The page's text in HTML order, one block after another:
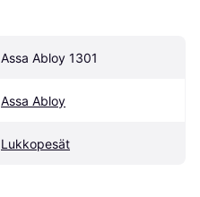
Assa Abloy 1301
Assa Abloy
Lukkopesät